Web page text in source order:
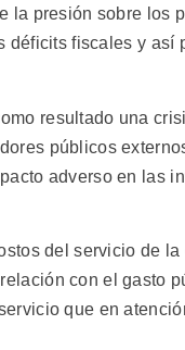
la presión sobre los
déficits fiscales y
resultado una
públicos
adverso en las
del servicio de
con el gasto
que en